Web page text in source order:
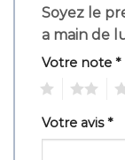
Soyez le
a main de
Votre note *
Votre avis*